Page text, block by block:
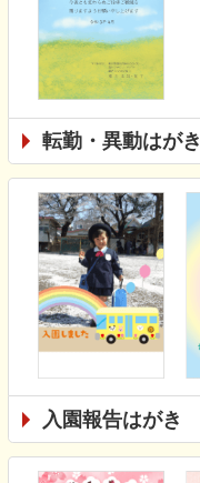
転勤・異動はがき
入園報告はがき